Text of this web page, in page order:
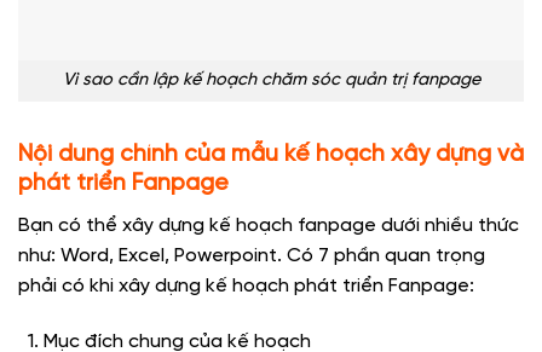
Vì sao cần lập kế hoạch chăm sóc quản trị fanpage
Nội dung chính của mẫu kế hoạch xây dựng và
phát triển Fanpage
Bạn có thể xây dựng kế hoạch fanpage dưới nhiều thức
như: Word, Excel, Powerpoint. Có 7 phần quan trọng
phải có khi xây dựng kế hoạch phát triển Fanpage:
Mục đích chung của kế hoạch